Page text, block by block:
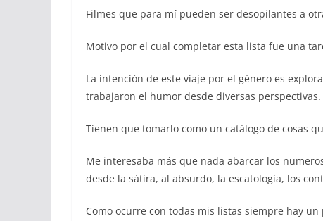
Filmes que para mí pueden ser desopilantes a
Motivo por el cual completar esta lista fue una
La intención de este viaje por el género es
trabajaron el humor desde diversas perspectivas.
Tienen que tomarlo como un catálogo de cosas
Me interesaba más que nada abarcar los
desde la sátira, al absurdo, la escatología, los
Como ocurre con todas mis listas siempre hay